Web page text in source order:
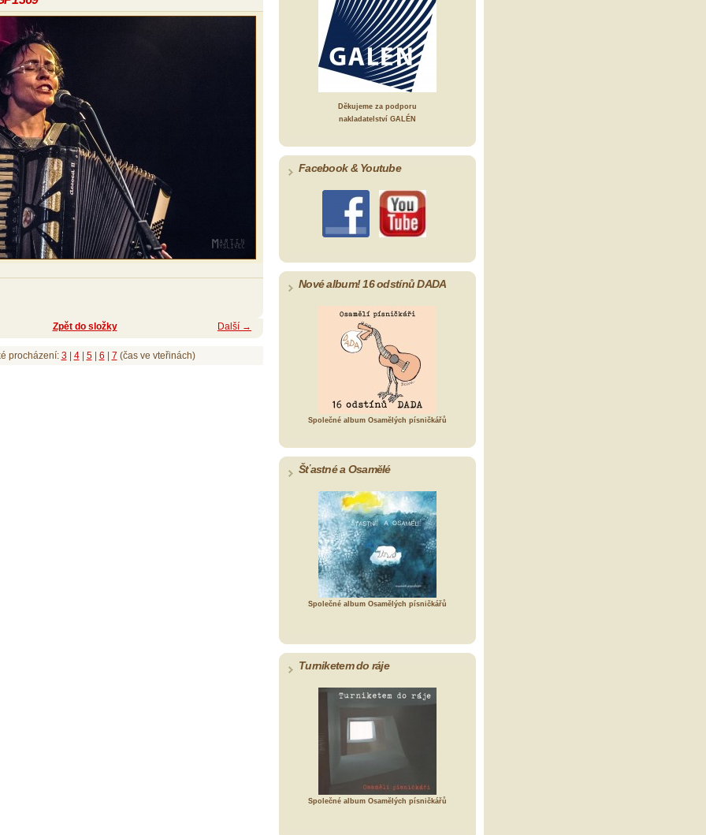
Další →
Zpět do složky
procházení: 3| 4| 5| 6 7 (čas ve vteřinách)
Děkujeme za podporu
nakladatelství GALÉN
Facebook & Youtube
Nové album! 16 odstínů DADA
Společné album Osamělých písničkářů
Šťastné a Osamělé
Společné album Osamělých písničkářů
Turniketem do ráje
Společné album Osamělých písničkářů